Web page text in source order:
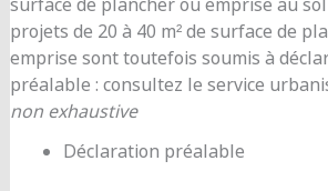
projets de 20 à 40 m² de surface de
emprise sont toutefois soumis à
préalable : consultez le service
non exhaustive
Déclaration préalable